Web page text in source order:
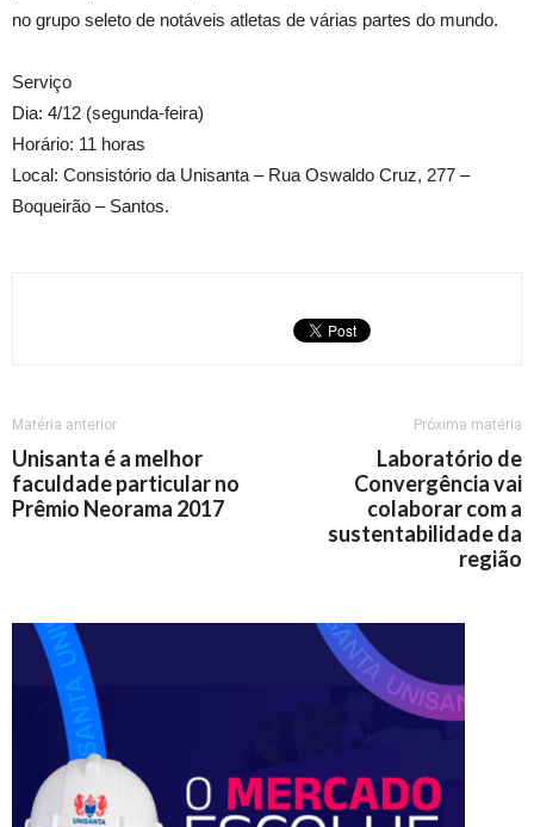
no grupo seleto de notáveis atletas de várias partes do mundo.
Serviço
Dia: 4/12 (segunda-feira)
Horário: 11 horas
Local: Consistório da Unisanta – Rua Oswaldo Cruz, 277 –
Boqueirão – Santos.
Matéria anterior
Unisanta é a melhor
faculdade particular no
Prêmio Neorama 2017
Próxima matéria
Laboratório de
Convergência vai
colaborar com a
sustentabilidade da
região